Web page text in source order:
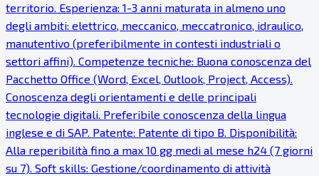
territorio. Esperienza: 1-3 anni maturata in almeno uno
degli ambiti: elettrico, meccanico, meccatronico, idraulico,
manutentivo (preferibilmente in contesti industriali o
settori affini). Competenze tecniche: Buona conoscenza del
Pacchetto Office (Word, Excel, Outlook, Project, Access).
Conoscenza degli orientamenti e delle principali
tecnologie digitali. Preferibile conoscenza della lingua
inglese e di SAP. Patente: Patente di tipo B. Disponibilità:
Alla reperibilità fino a max 10 gg medi al mese h24 (7 giorni
su 7). Soft skills: Gestione/coordinamento di attività